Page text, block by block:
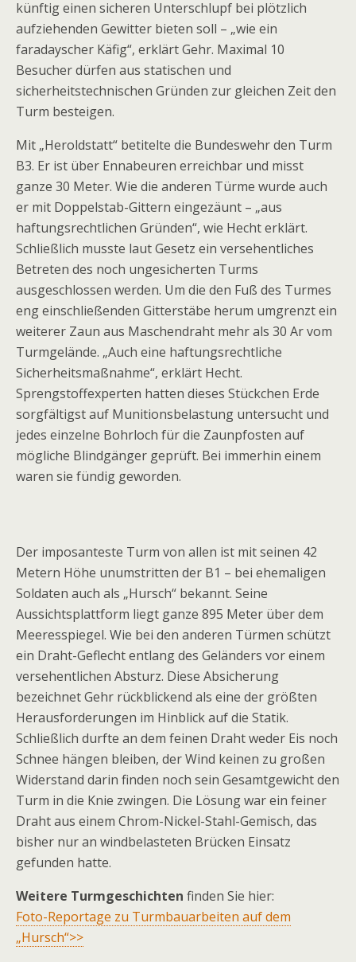
künftig einen sicheren Unterschlupf bei plötzlich
aufziehenden Gewitter bieten soll – „wie ein
faradayscher Käfig“, erklärt Gehr. Maximal 10
Besucher dürfen aus statischen und
sicherheitstechnischen Gründen zur gleichen Zeit den
Turm besteigen.
Mit „Heroldstatt“ betitelte die Bundeswehr den Turm
B3. Er ist über Ennabeuren erreichbar und misst
ganze 30 Meter. Wie die anderen Türme wurde auch
er mit Doppelstab-Gittern eingezäunt – „aus
haftungsrechtlichen Gründen“, wie Hecht erklärt.
Schließlich musste laut Gesetz ein versehentliches
Betreten des noch ungesicherten Turms
ausgeschlossen werden. Um die den Fuß des Turmes
eng einschließenden Gitterstäbe herum umgrenzt ein
weiterer Zaun aus Maschendraht mehr als 30 Ar vom
Turmgelände. „Auch eine haftungsrechtliche
Sicherheitsmaßnahme“, erklärt Hecht.
Sprengstoffexperten hatten dieses Stückchen Erde
sorgfältigst auf Munitionsbelastung untersucht und
jedes einzelne Bohrloch für die Zaunpfosten auf
mögliche Blindgänger geprüft. Bei immerhin einem
waren sie fündig geworden.
Der imposanteste Turm von allen ist mit seinen 42
Metern Höhe unumstritten der B1 – bei ehemaligen
Soldaten auch als „Hursch“ bekannt. Seine
Aussichtsplattform liegt ganze 895 Meter über dem
Meeresspiegel. Wie bei den anderen Türmen schützt
ein Draht-Geflecht entlang des Geländers vor einem
versehentlichen Absturz. Diese Absicherung
bezeichnet Gehr rückblickend als eine der größten
Herausforderungen im Hinblick auf die Statik.
Schließlich durfte an dem feinen Draht weder Eis noch
Schnee hängen bleiben, der Wind keinen zu großen
Widerstand darin finden noch sein Gesamtgewicht den
Turm in die Knie zwingen. Die Lösung war ein feiner
Draht aus einem Chrom-Nickel-Stahl-Gemisch, das
bisher nur an windbelasteten Brücken Einsatz
gefunden hatte.
Weitere Turmgeschichten finden Sie hier:
Foto-Reportage zu Turmbauarbeiten auf dem
„Hursch“>>